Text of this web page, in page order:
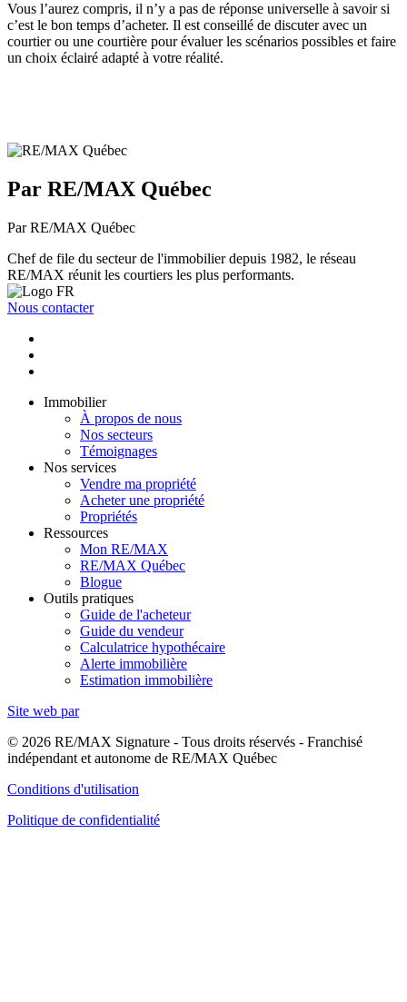
Vous l’aurez compris, il n’y a pas de réponse universelle à savoir si
c’est le bon temps d’acheter. Il est conseillé de discuter avec un
courtier ou une courtière pour évaluer les scénarios possibles et faire
un choix éclairé adapté à votre réalité.
Par RE/MAX Québec
Par RE/MAX Québec
Chef de file du secteur de l'immobilier depuis 1982, le réseau
RE/MAX réunit les courtiers les plus performants.
Nous contacter
Immobilier
À propos de nous
Nos secteurs
Témoignages
Nos services
Vendre ma propriété
Acheter une propriété
Propriétés
Ressources
Mon RE/MAX
RE/MAX Québec
Blogue
Outils pratiques
Guide de l'acheteur
Guide du vendeur
Calculatrice hypothécaire
Alerte immobilière
Estimation immobilière
Site web par
© 2026 RE/MAX Signature - Tous droits réservés - Franchisé
indépendant et autonome de RE/MAX Québec
Conditions d'utilisation
Politique de confidentialité